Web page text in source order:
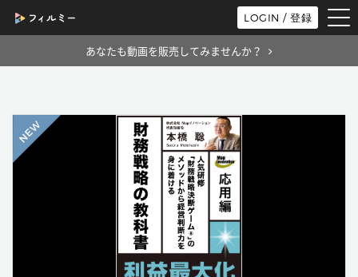
LOGIN / 登録
あなたも動画を販売してみませんか？